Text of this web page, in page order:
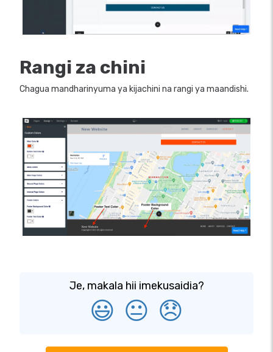
Rangi za chini
Chagua mandharinyuma ya kijachini na rangi ya maandishi.
Je, makala hii imekusaidia?
😃 😐 😞